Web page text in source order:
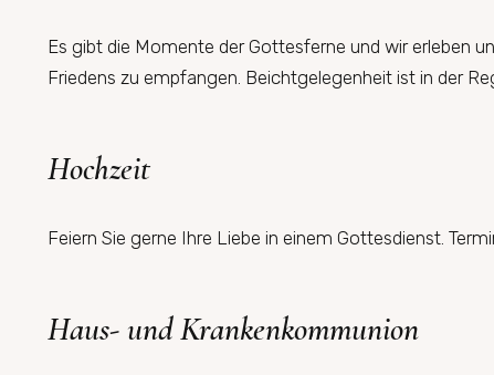
Es gibt die Momente der Gottesferne und wir erleben
Friedens zu empfangen. Beichtgelegenheit ist in der
Hochzeit
Feiern Sie gerne Ihre Liebe in einem Gottesdienst.
Haus- und Krankenkommunion